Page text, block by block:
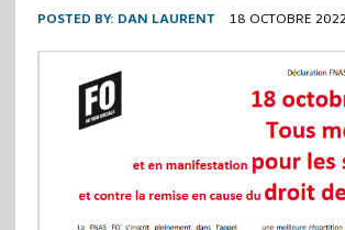
POSTED BY: DAN LAURENT 18 OCTOBRE